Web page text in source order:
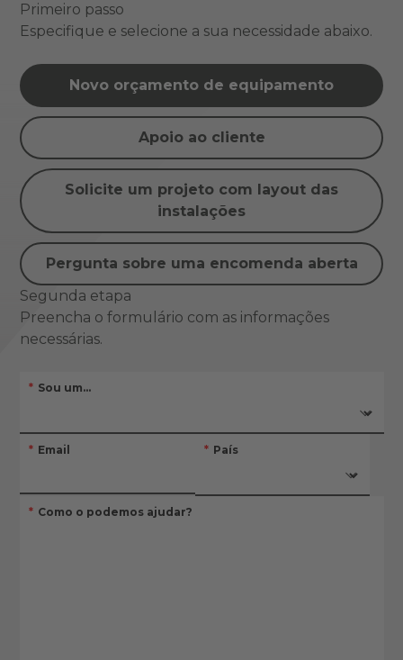
Primeiro passo
Especifique e selecione a sua necessidade abaixo.
Novo orçamento de equipamento
Apoio ao cliente
Solicite um projeto com layout das
instalações
Pergunta sobre uma encomenda aberta
Segunda etapa
Preencha o formulário com as informações
necessárias.